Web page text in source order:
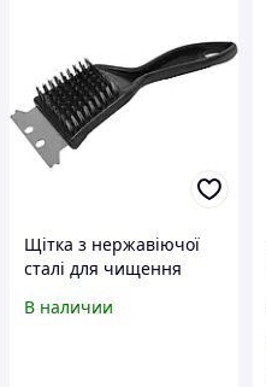
Щітка з нержавіючої
сталі для чищення
В наличии